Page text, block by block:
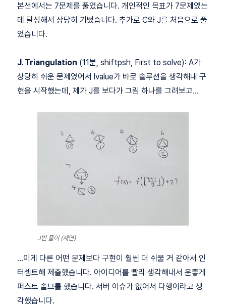
본선에서는 7문제를 풀었습니다. 개인적인 목표가 7문제였는
데 달성해서 상당히 기뻤습니다. 추가로 C와 J를 처음으로 풀
었습니다.
J. Triangulation (11분, shiftpsh, First to solve): A가
상당히 쉬운 문제였어서 lvalue가 바로 솔루션을 생각해내 구
현을 시작했는데, 제가 J를 보다가 그림 하나를 그려보고…
J번 풀이 (재연)
…이게 다른 어떤 문제보다 구현이 훨씬 더 쉬울 거 같아서 인
터셉트해 제출했습니다. 아이디어를 빨리 생각해내서 운좋게
퍼스트 솔브를 했습니다. 서버 이슈가 없어서 다행이라고 생
각했습니다.